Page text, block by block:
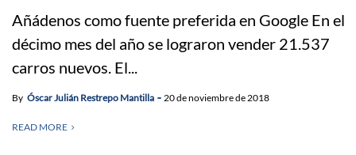
Añádenos como fuente preferida en Google En el
décimo mes del año se lograron vender 21.537
carros nuevos. El...
By Óscar Julián Restrepo Mantilla 20 de noviembre de 2018
READ MORE